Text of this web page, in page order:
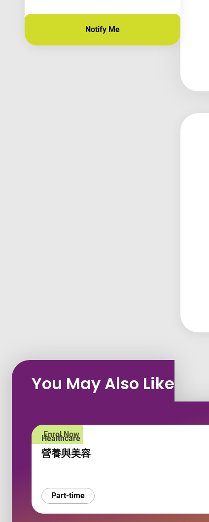
Notify Me
You May Also Like
Enrol Now
Healthcare
營養與美容
Part-time